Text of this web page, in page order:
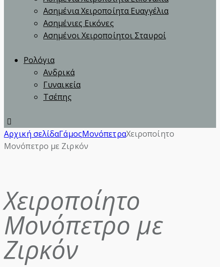
Ασημένια Χειροποίητα Ευαγγέλια
Ασημένιες Εικόνες
Ασημένοι Χειροποίητοι Σταυροί
Ρολόγια
Ανδρικά
Γυναικεία
Τσέπης
Αρχική σελίδαΓάμοςΜονόπετραΧειροποίητο
Μονόπετρο με Ζιρκόν
Χειροποίητο
Μονόπετρο με
Ζιρκόν